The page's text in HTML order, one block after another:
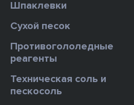
Шпаклевки
Сухой песок
Противогололедные
реагенты
Техническая соль и
пескосоль